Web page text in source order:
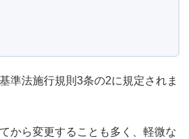
準法施行規則3条の2に規定されま
から変更することも多く、軽微な